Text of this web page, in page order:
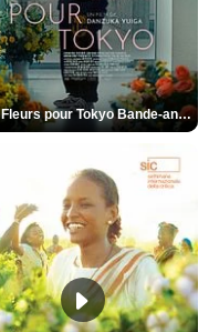
Des Fleurs pour Tokyo Bande-annonce VO STFR